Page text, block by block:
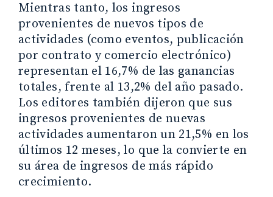
Mientras tanto, los ingresos
provenientes de nuevos tipos de
actividades (como eventos, publicación
por contrato y comercio electrónico)
representan el 16,7% de las ganancias
totales, frente al 13,2% del año pasado.
Los editores también dijeron que sus
ingresos provenientes de nuevas
actividades aumentaron un 21,5% en los
últimos 12 meses, lo que la convierte en
su área de ingresos de más rápido
crecimiento.